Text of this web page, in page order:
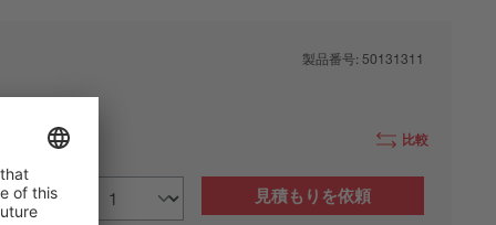
製品番号: 50131311
比較
見積もりを依頼